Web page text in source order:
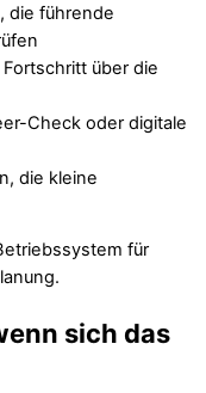
die führende
über die
Check oder digitale
die kleine
für
sich das